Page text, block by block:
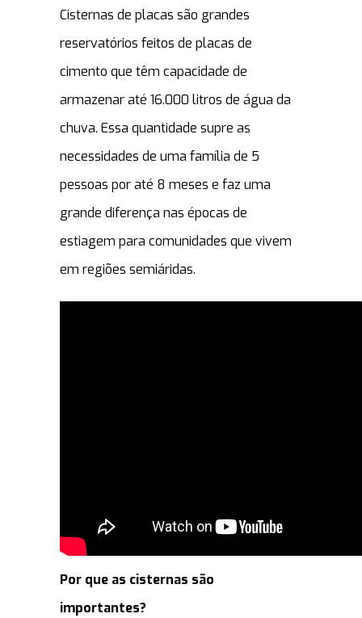
Cisternas de placas são grandes
reservatórios feitos de placas de
cimento que têm capacidade de
armazenar até 16.000 litros de água da
chuva. Essa quantidade supre as
necessidades de uma família de 5
pessoas por até 8 meses e faz uma
grande diferença nas épocas de
estiagem para comunidades que vivem
em regiões semiáridas.
Por que as cisternas são
importantes?